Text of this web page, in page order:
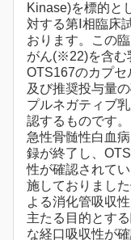
Kinase)を標的と
対する第Ⅰ相臨床
おります。この
がん(※22)を含む
OTS167のカプセ
及び推奨投与量
プルネガティブ
認するものです
急性骨髄性白血
録が終了し、
性が確認されて
施しておりまし
よる消化管吸収
主たる目的とす
な経口吸収性が